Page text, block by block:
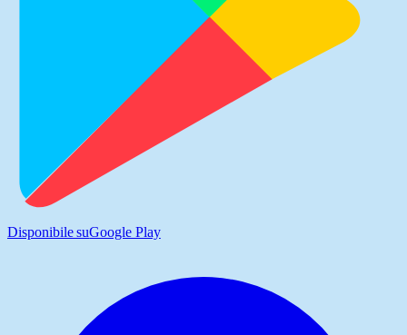
Disponibile suGoogle Play